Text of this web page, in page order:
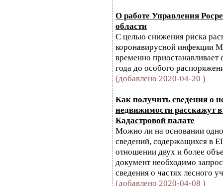
О работе Управления
области
С целью снижения риска
коронавирусной инфекции
временно
года до особого
(добавлено 2020-04-20 )
Как получить сведения о
недвижимости расскажут
Кадастровой палате
Можно ли на основании
сведений, содержащихся в
отношении двух и более
документ необходимо
сведения о частях лесного
(добавлено 2020-04-08 )